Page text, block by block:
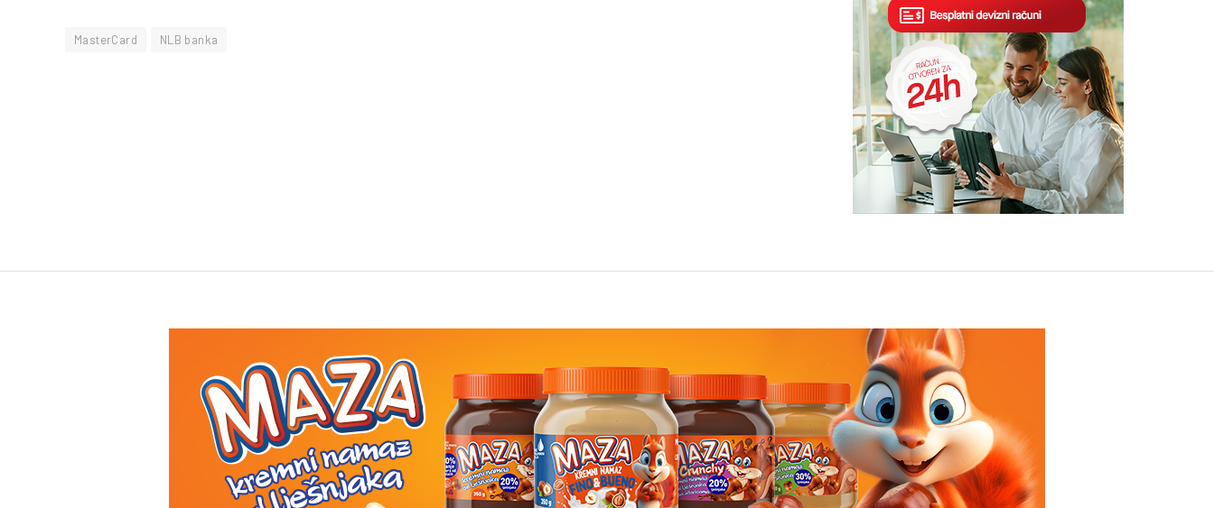
MasterCard NLB banka